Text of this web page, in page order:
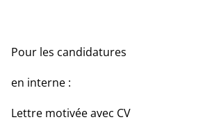
Pour les candidatures
en interne :
Lettre motivée avec CV